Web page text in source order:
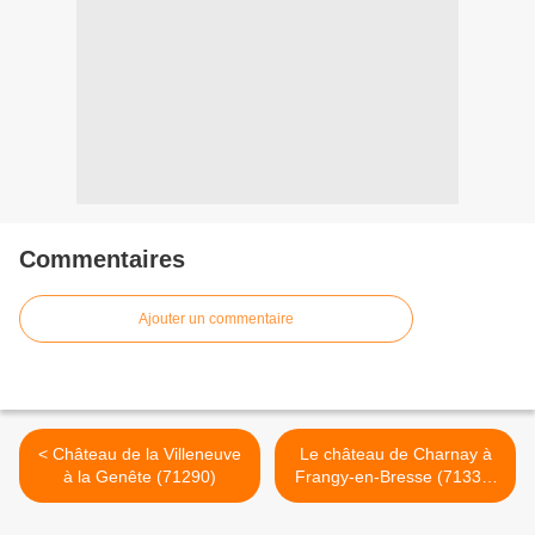
Commentaires
Ajouter un commentaire
< Château de la Villeneuve
à la Genête (71290)
Le château de Charnay à
Frangy-en-Bresse (71330)
activé le 25 février 2026.